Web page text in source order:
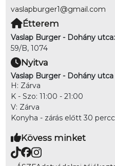
vaslapburger1@gmail.com
Étterem
Vaslap Burger - Dohány utca:
59/B, 1074
Nyitva
Vaslap Burger - Dohány utca
H: Zárva
K - Szo: 11:00 - 21:00
V: Zárva
Konyha - zárás előtt 30
Kövess minket